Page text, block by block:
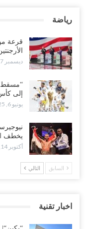
رياضة
ديسمبر 7, 2025
إلى
يونيو 6, 2025
يخطف
أكتوبر 14, 2024
السابق التالي
اخبار تقنية